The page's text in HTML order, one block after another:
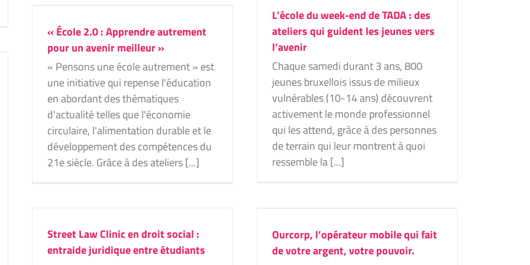
L’école du week-end de TADA : des
ateliers qui guident les jeunes vers
l’avenir
Chaque samedi durant 3 ans, 800
jeunes bruxellois issus de milieux
vulnérables (10-14 ans) découvrent
activement le monde professionnel
qui les attend, grâce à des personnes
de terrain qui leur montrent à quoi
ressemble la [...]
« École 2.0 : Apprendre autrement
pour un avenir meilleur »
« Pensons une école autrement » est
une initiative qui repense l'éducation
en abordant des thématiques
d'actualité telles que l'économie
circulaire, l'alimentation durable et le
développement des compétences du
21e siècle. Grâce à des ateliers [...]
Street Law Clinic en droit social :
entraide juridique entre étudiants
Hainaut Projets 2025
Ourcorp, l’opérateur mobile qui fait
de votre argent, votre pouvoir.